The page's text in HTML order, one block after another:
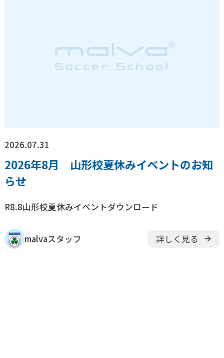
2026.07.31
2026年8月 山形校夏休みイベントのお知
らせ
R8.8山形校夏休みイベントダウンロード
malvaスタッフ 詳しく見る